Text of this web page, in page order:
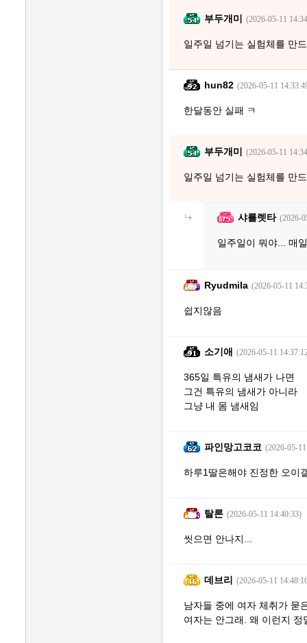
부두개미 (2026-05-11
일주일 넘기는 실험체를 만
hun82 (2026-05-11
한달동안 실패 ㅋ
부두개미 (2026-05-11
일주일 넘기는 실험체를 만
샤를렛타 (2026-
일주일이 뭐야... 매
Ryudmila (2026-05-11
쉽지않음
소기애 (2026-05-11
365일 특유의 냄새가 나면
그건 특유의 냄새가 아니라
그냥 내 몸 냄새임
파인망고코코 (2026-05-
하루1딸은해야 진정한 오이
탈론 (2026-05-11 14:40:33)
씻으면 안나지...
데브리 (2026-05-11
남자들 중에 여자 체취가 묻
여자는 안그래. 왜 이런지 정